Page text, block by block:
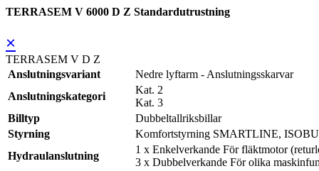
TERRASEM V 6000 D Z Standardutrustning
×
TERRASEM V D Z
Anslutningsvariant
Nedre lyftarm - Anslutningsskarvar
Anslutningskategori
Kat. 2
Kat. 3
Billtyp
Dubbeltallriksbillar
Styrning
Komfortstyrning SMARTLINE,
Hydraulanslutning
1 x Enkelverkande För fläktmotor
3 x Dubbelverkande För olika